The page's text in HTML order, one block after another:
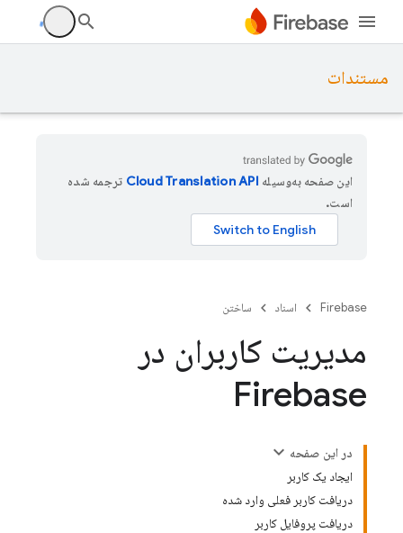
مستندات
این صفحه به‌وسیله
ترجمه شده
است.
Firebase اسناد ساختن
مدیریت کاربران در
Firebase
در این صفحه
ایجاد یک کاربر
دریافت کاربر فعلی وارد شده
دریافت پروفایل کاربر